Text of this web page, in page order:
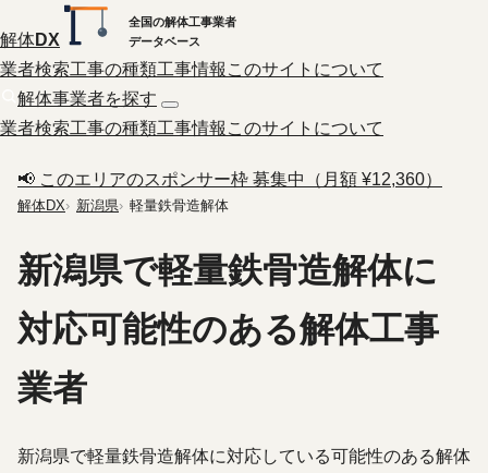
解体DX
全国の解体工事業者
データベース
業者検索工事の種類工事情報 このサイトについて
解体事業者を探す
業者検索工事の種類工事情報 このサイトについて
📢 このエリアのスポンサー枠 募集中（月額 ¥12,360）
解体DX 新潟県 軽量鉄骨造解体
新潟県で軽量鉄骨造解体に
対応可能性のある解体工事
業者
新潟県で軽量鉄骨造解体に対応している可能性のある解体